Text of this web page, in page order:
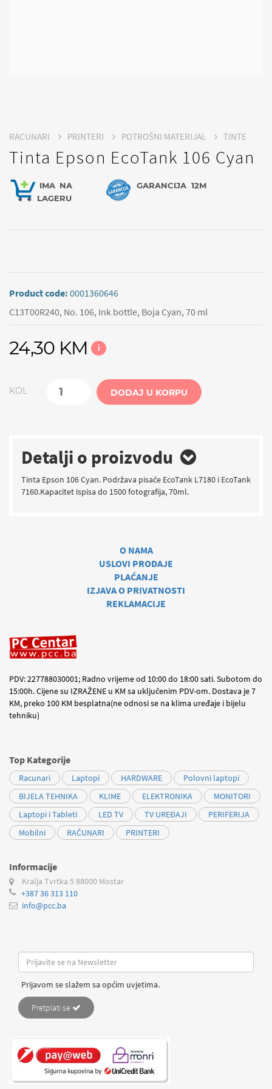
RACUNARI PRINTERI POTROŠNI MATERIJAL TINTE
Tinta Epson EcoTank 106 Cyan
IMA NA
LAGERU
GARANCIJA 12M
Product code: 0001360646
C13T00R240, No. 106, Ink bottle, Boja Cyan, 70 ml
24,30 KM i
KOL DODAJ U KORPU
Detalji o proizvodu
Tinta Epson 106 Cyan. Podržava pisače EcoTank L7180 i EcoTank
7160.Kapacitet ispisa do 1500 fotografija, 70ml.
O NAMA
USLOVI PRODAJE
PLAĆANJE
IZJAVA O PRIVATNOSTI
REKLAMACIJE
PDV: 227788030001; Radno vrijeme od 10:00 do 18:00 sati. Subotom do
15:00h. Cijene su IZRAŽENE u KM sa uključenim PDV-om. Dostava je 7
KM, preko 100 KM besplatna(ne odnosi se na klima uređaje i bijelu
tehniku)
Top Kategorije
Racunari Laptopi HARDWARE
Polovni laptopi
BIJELA TEHNIKA
KLIME ELEKTRONIKA
MONITORI
Laptopi i Tableti
LED TV TV UREĐAJI
PERIFERIJA
Mobilni
RAČUNARI PRINTERI
Informacije
Kralja Tvrtka 5 88000 Mostar
+387 36 313 110
info@pcc.ba
Prijavom se slažem sa općim uvjetima.
Pretplati se